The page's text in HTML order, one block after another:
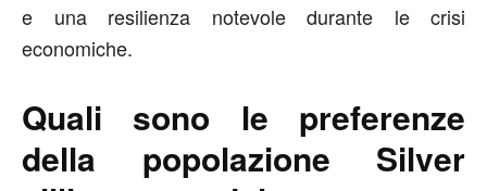
e una resilienza notevole durante le crisi
economiche.
Quali sono le preferenze
della popolazione Silver